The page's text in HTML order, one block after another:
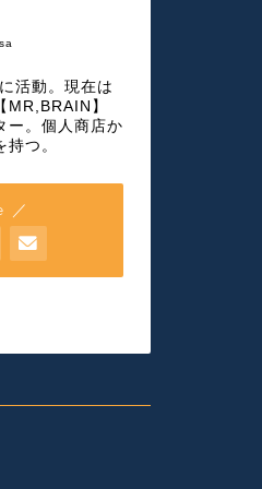
活動。現在は
MR,BRAIN】
ー。個人商店か
つ。
／